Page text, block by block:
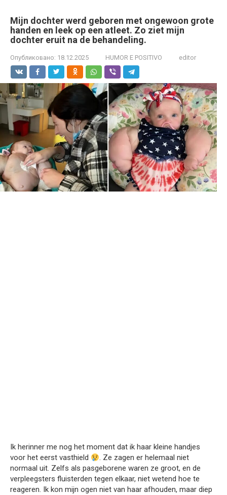
Mijn dochter werd geboren met ongewoon grote
handen en leek op een atleet. Zo ziet mijn
dochter eruit na de behandeling.
Опубликовано: 18.12.2025 HUMOR E POSITIVO editor
Ik herinner me nog het moment dat ik haar kleine handjes
voor het eerst vasthield
. Ze zagen er helemaal niet
normaal uit. Zelfs als pasgeborene waren ze groot, en de
verpleegsters fluisterden tegen elkaar, niet wetend hoe te
reageren. Ik kon mijn ogen niet van haar afhouden, maar diep